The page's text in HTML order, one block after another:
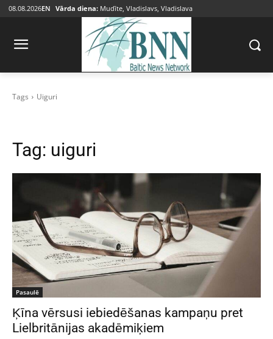
08.08.2026EN Vārda diena: Mudīte, Vladislavs, Vladislava
Tags Uiguri
Tag: uiguri
Pasaulē
Ķīna vērsusi iebiedēšanas kampaņu pret
Lielbritānijas akadēmiķiem